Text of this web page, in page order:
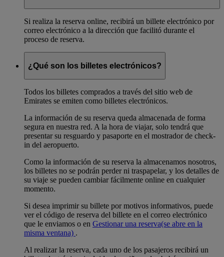
Si realiza la reserva online, recibirá un billete electrónico por
correo electrónico a la dirección que facilitó durante el
proceso de reserva.
¿Qué son los billetes electrónicos?
Todos los billetes comprados a través del sitio web de
Emirates se emiten como billetes electrónicos.
La información de su reserva queda almacenada de forma
segura en nuestra red. A la hora de viajar, solo tendrá que
presentar su resguardo y pasaporte en el mostrador de check-
in del aeropuerto.
Como la información de su reserva la almacenamos nosotros,
los billetes no se podrán perder ni traspapelar, y los detalles de
su viaje se pueden cambiar fácilmente online en cualquier
momento.
Si desea imprimir su billete por motivos informativos, puede
ver el código de reserva del billete en el correo electrónico
que le enviamos o en Gestionar una reserva(se abre en la
misma ventana) .
Al realizar la reserva, cada uno de los pasajeros recibirá un